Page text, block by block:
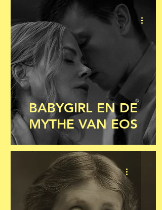
BABYGIRL EN DE
MYTHE VAN EOS